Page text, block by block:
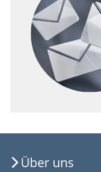
Über uns